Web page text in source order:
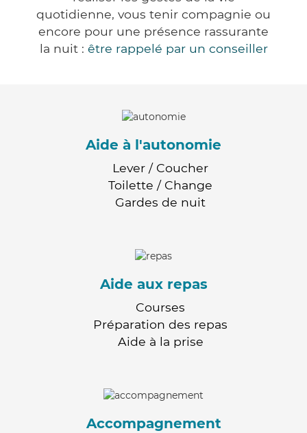
quotidienne, vous tenir compagnie ou
encore pour une présence rassurante
la nuit : être rappelé par un conseiller
Aide à l'autonomie
Lever / Coucher
Toilette / Change
Gardes de nuit
Aide aux repas
Courses
Préparation des repas
Aide à la prise
Accompagnement